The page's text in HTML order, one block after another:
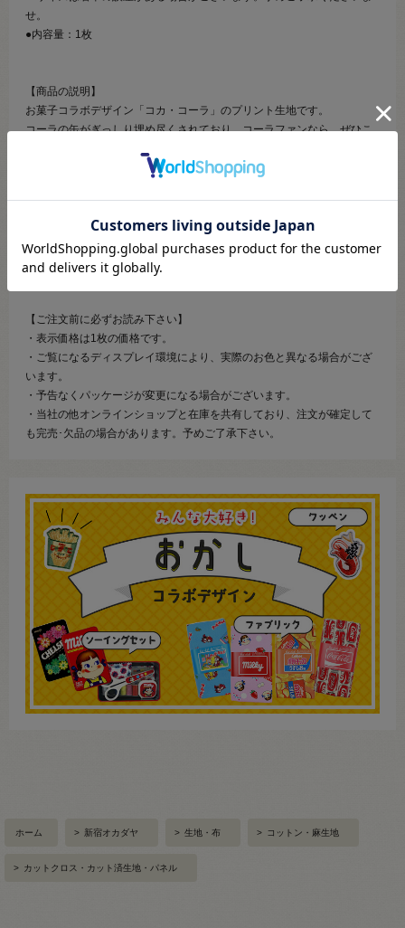
せ。
●内容量：1枚
【商品の説明】
お菓子コラボデザイン「コカ・コーラ」のプリント生地です。
コーラの缶がぎっしり埋め尽くされており、コーラファンなら、ぜひこ
おすすめです。
※商用利用不可
【ご注文前に必ずお読み下さい】
・表示価格は1枚の価格です。
・ご覧になるディスプレイ環境により、実際のお色と異なる場合がござ
います。
・予告なくパッケージが変更になる場合がございます。
・当社の他オンラインショップと在庫を共有しており、注文が確定して
も完売･欠品の場合があります。予めご了承下さい。
ホーム > 新宿オカダヤ > 生地・布 > コットン・麻生地
> カットクロス・カット済生地・パネル